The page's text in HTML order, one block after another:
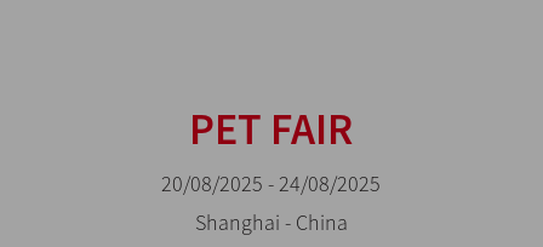
PET FAIR
20/08/2025 - 24/08/2025
Shanghai - China